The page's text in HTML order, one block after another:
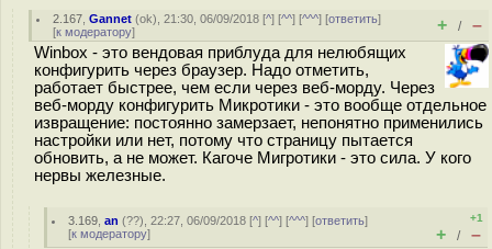
2.167 ,Gannet (ok), 21:30, 06/09/2018 [^] [^^] [^^^] [ответить]
[к модератору] + / –
Winbox - это вендовая приблуда для нелюбящих
конфигурить через браузер. Надо отметить,
работает быстрее, чем если через веб-морду. Через
веб-морду конфигурить Микротики - это вообще отдельное
извращение: постоянно замерзает, непонятно применились
настройки или нет, потому что страницу пытается
обновить, а не может. Кагоче Мигротики - это сила. У кого
нервы железные.
3.169 ,an (??), 22:27, 06/09/2018 [^] [^^] [^^^] [ответить]
[к модератору]
+1
+ / –